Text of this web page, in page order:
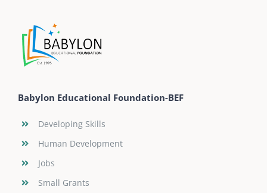
Babylon Educational Foundation-BEF
Developing Skills
Human Development
Jobs
Small Grants